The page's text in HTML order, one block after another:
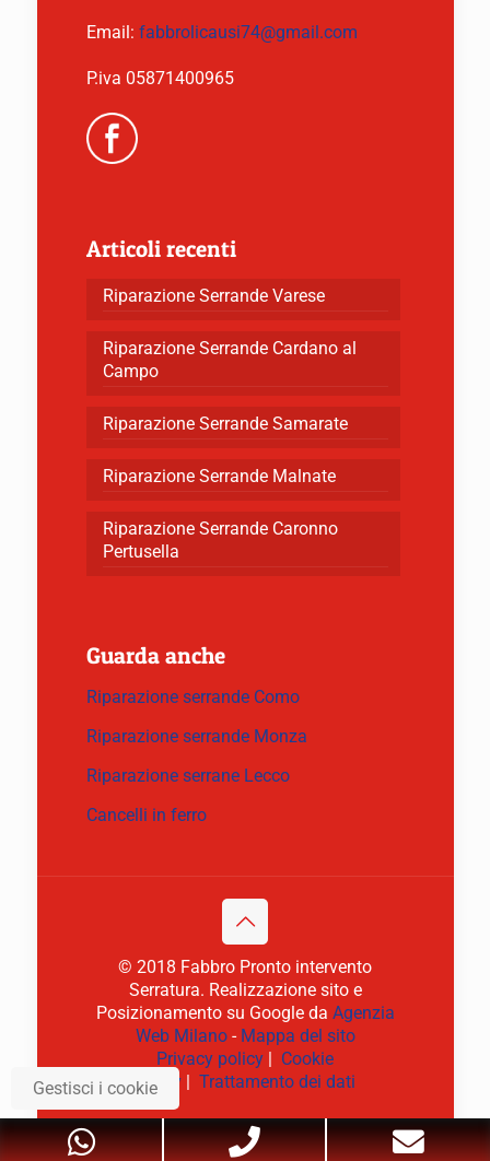
Email: fabbrolicausi74@gmail.com
P.iva 05871400965
Articoli recenti
Riparazione Serrande Varese
Riparazione Serrande Cardano al
Campo
Riparazione Serrande Samarate
Riparazione Serrande Malnate
Riparazione Serrande Caronno
Pertusella
Guarda anche
Riparazione serrande Como
Riparazione serrande Monza
Riparazione serrane Lecco
Cancelli in ferro
© 2018 Fabbro Pronto intervento
Serratura. Realizzazione sito e
Posizionamento su Google da Agenzia
Web Milano- Mappa del sito
Privacy policy | Cookie
policy| Trattamento dei dati
Gestisci i cookie